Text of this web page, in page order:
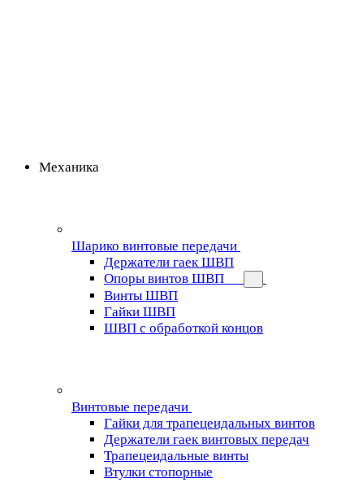
Механика
Шарико винтовые передачи
Держатели гаек ШВП
Опоры винтов ШВП
Винты ШВП
Гайки ШВП
ШВП с обработкой концов
Винтовые передачи
Гайки для трапецеидальных винтов
Держатели гаек винтовых передач
Трапецеидальные винты
Втулки стопорные